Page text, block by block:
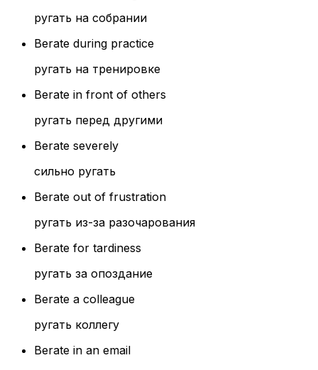
ругать на собрании
Berate during practice
ругать на тренировке
Berate in front of others
ругать перед другими
Berate severely
сильно ругать
Berate out of frustration
ругать из-за разочарования
Berate for tardiness
ругать за опоздание
Berate a colleague
ругать коллегу
Berate in an email